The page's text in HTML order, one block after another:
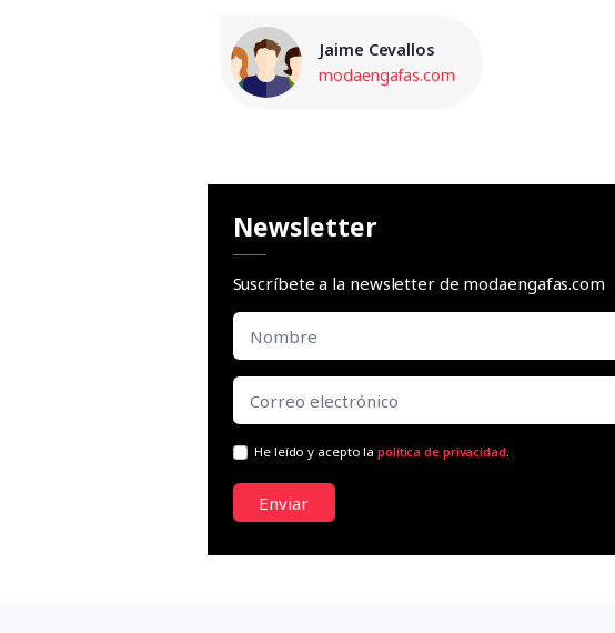
Jaime Cevallos
modaengafas.com
Newsletter
Suscríbete a la newsletter de modaengafas.com
He leído y acepto lapolítica de privacidad.
Enviar